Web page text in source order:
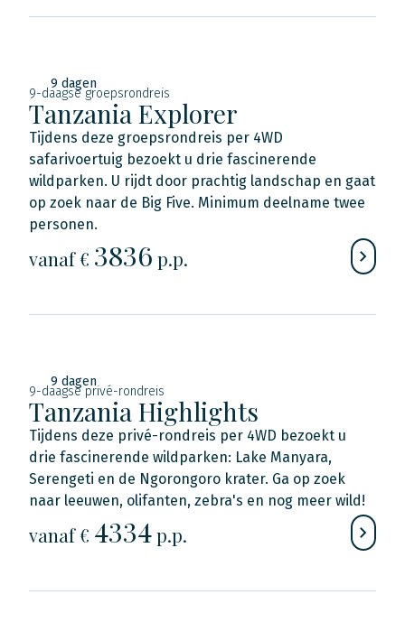
9 dagen
9-daagse groepsrondreis
Tanzania Explorer
Tijdens deze groepsrondreis per 4WD
safarivoertuig bezoekt u drie fascinerende
wildparken. U rijdt door prachtig landschap en gaat
op zoek naar de Big Five. Minimum deelname twee
personen.
vanaf € 3836 p.p.
9 dagen
9-daagse privé-rondreis
Tanzania Highlights
Tijdens deze privé-rondreis per 4WD bezoekt u
drie fascinerende wildparken: Lake Manyara,
Serengeti en de Ngorongoro krater. Ga op zoek
naar leeuwen, olifanten, zebra's en nog meer wild!
vanaf € 4334p.p.